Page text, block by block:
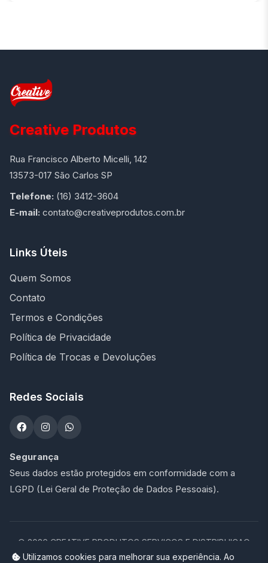
Creative Produtos
Rua Francisco Alberto Micelli, 142
13573-017 São Carlos SP
Telefone: (16) 3412-3604
E-mail: contato@creativeprodutos.com.br
Links Úteis
Quem Somos
Contato
Termos e Condições
Política de Privacidade
Política de Trocas e Devoluções
Redes Sociais
Segurança
Seus dados estão protegidos em conformidade com a
LGPD (Lei Geral de Proteção de Dados Pessoais).
© 2026 CREATIVE PRODUTOS SERVICOS E DISTRIBUICAO
LTDA - 47.273.900/0001-76. Todos os direitos reservados.
Utilizamos cookies para melhorar sua experiência. Ao